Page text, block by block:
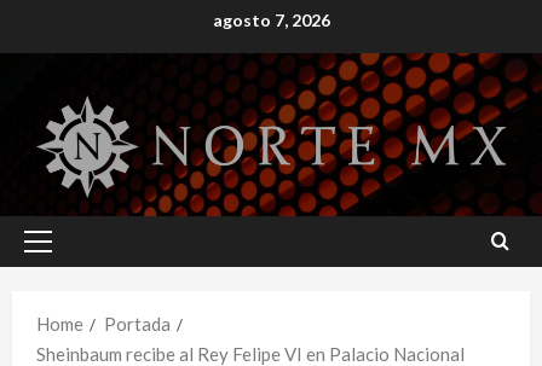
to
agosto 7, 2026
Primary
Home
Portada
Sheinbaum recibe al Rey Felipe VI en Palacio Nacional